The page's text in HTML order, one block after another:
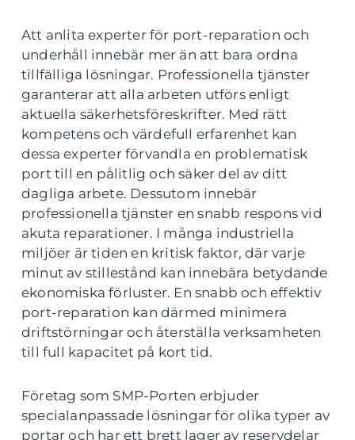
Att anlita experter för port-reparation och
underhåll innebär mer än att bara ordna
tillfälliga lösningar. Professionella tjänster
garanterar att alla arbeten utförs enligt
aktuella säkerhetsföreskrifter. Med rätt
kompetens och värdefull erfarenhet kan
dessa experter förvandla en problematisk
port till en pålitlig och säker del av ditt
dagliga arbete. Dessutom innebär
professionella tjänster en snabb respons vid
akuta reparationer. I många industriella
miljöer är tiden en kritisk faktor, där varje
minut av stillestånd kan innebära betydande
ekonomiska förluster. En snabb och effektiv
port-reparation kan därmed minimera
driftstörningar och återställa verksamheten
till full kapacitet på kort tid.
Företag som SMP-Porten erbjuder
specialanpassade lösningar för olika typer av
portar och har ett brett lager av reservdelar